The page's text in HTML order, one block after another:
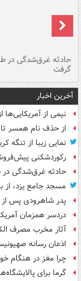
گرفت
آخرین اخبار
نیمی از
از حذف نام همسر تا
نمایی زیبا از تنگه
رکوردشکنی
حادثه غرق‌شدگی در طاقانک ۲
مسجد جامع یزد، از
پدر شاهرودی پس
دردسر همزمان
آثار مخرب مصرف
اذعان رسانه
چرا مغز در هنگام
گرما برای